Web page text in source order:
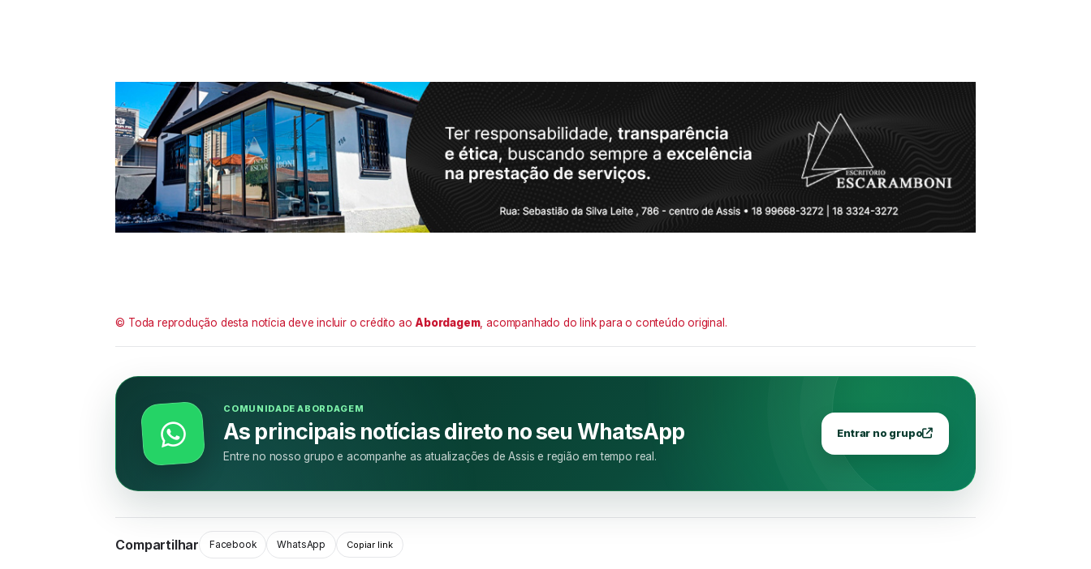
© Toda reprodução desta notícia deve incluir o crédito ao Abordagem, acompanhado do link para o conteúdo original.
COMUNIDADE ABORDAGEM
As principais notícias direto no seu WhatsApp
Entre no nosso grupo e acompanhe as atualizações de Assis e região em tempo real.
Entrar no grupo
Compartilhar Facebook WhatsApp Copiar link